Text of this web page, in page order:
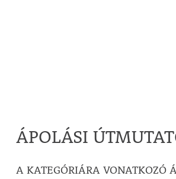
ÁPOLÁSI
A KATEGÓRIÁRA VONATKOZÓ